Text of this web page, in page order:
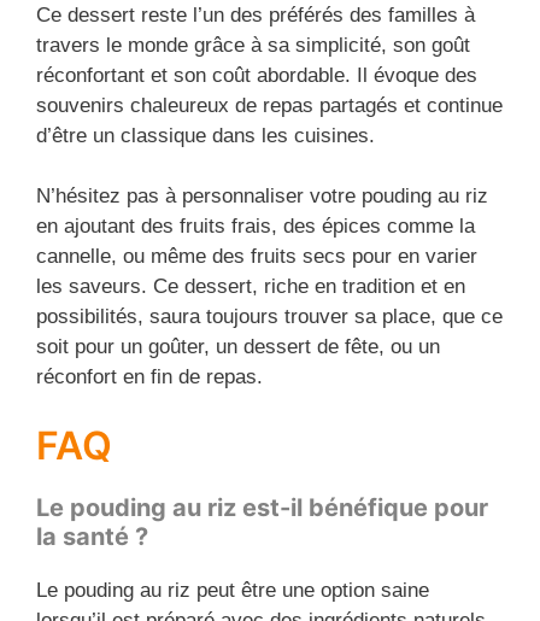
Ce dessert reste l’un des préférés des familles à
travers le monde grâce à sa simplicité, son goût
réconfortant et son coût abordable. Il évoque des
souvenirs chaleureux de repas partagés et continue
d’être un classique dans les cuisines.
N’hésitez pas à personnaliser votre pouding au riz
en ajoutant des fruits frais, des épices comme la
cannelle, ou même des fruits secs pour en varier
les saveurs. Ce dessert, riche en tradition et en
possibilités, saura toujours trouver sa place, que ce
soit pour un goûter, un dessert de fête, ou un
réconfort en fin de repas.
FAQ
Le pouding au riz est-il bénéfique pour
la santé ?
Le pouding au riz peut être une option saine